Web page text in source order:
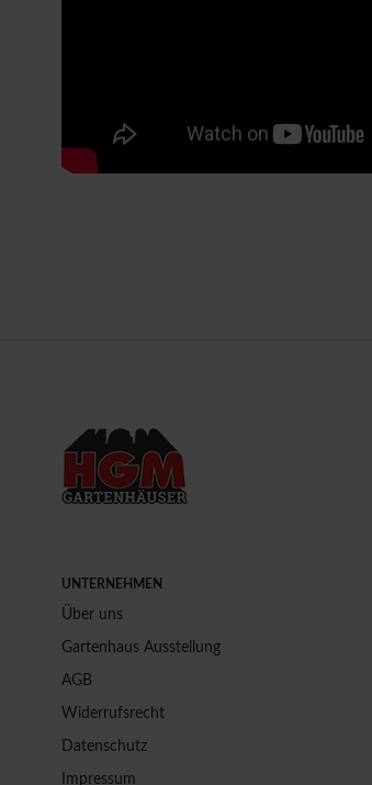
UNTERNEHMEN
Über uns
Gartenhaus Ausstellung
AGB
Widerrufsrecht
Datenschutz
Impressum